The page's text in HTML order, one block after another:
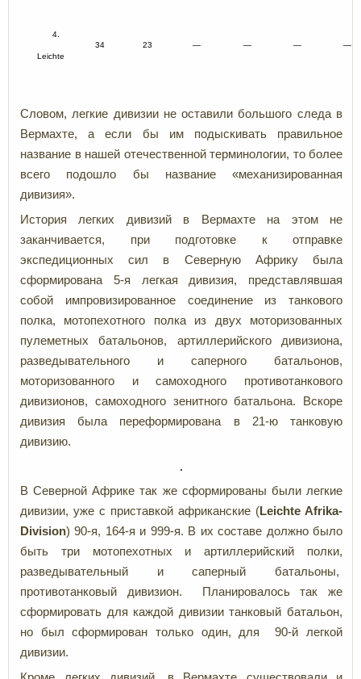
4.
Leichte
34 23 — — — —
Словом, легкие дивизии не оставили большого следа в
Вермахте, а если бы им подыскивать правильное
название в нашей отечественной терминологии, то более
всего подошло бы название «механизированная
дивизия».
История легких дивизий в Вермахте на этом не
заканчивается, при подготовке к отправке
экспедиционных сил в Северную Африку была
сформирована 5-я легкая дивизия, представлявшая
собой импровизированное соединение из танкового
полка, мотопехотного полка из двух моторизованных
пулеметных батальонов, артиллерийского дивизиона,
разведывательного и саперного батальонов,
моторизованного и самоходного противотанкового
дивизионов, самоходного зенитного батальона. Вскоре
дивизия была переформирована в 21-ю танковую
дивизию.
В Северной Африке так же сформированы были легкие
дивизии, уже с приставкой африканские (Leichte Afrika-
Division) 90-я, 164-я и 999-я. В их составе должно было
быть три мотопехотных и артиллерийский полки,
разведывательный и саперный батальоны,
противотанковый дивизион. Планировалось так же
сформировать для каждой дивизии танковый батальон,
но был сформирован только один, для 90-й легкой
дивизии.